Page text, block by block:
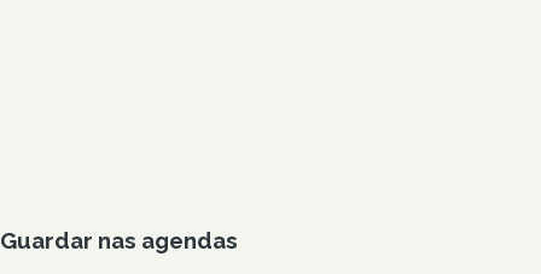
Guardar nas agendas